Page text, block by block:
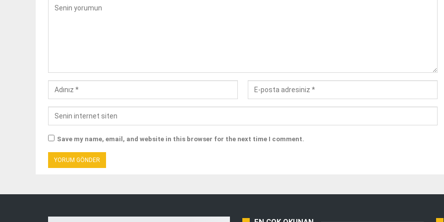
Save my name, email, and website in this browser for the next time I comment.